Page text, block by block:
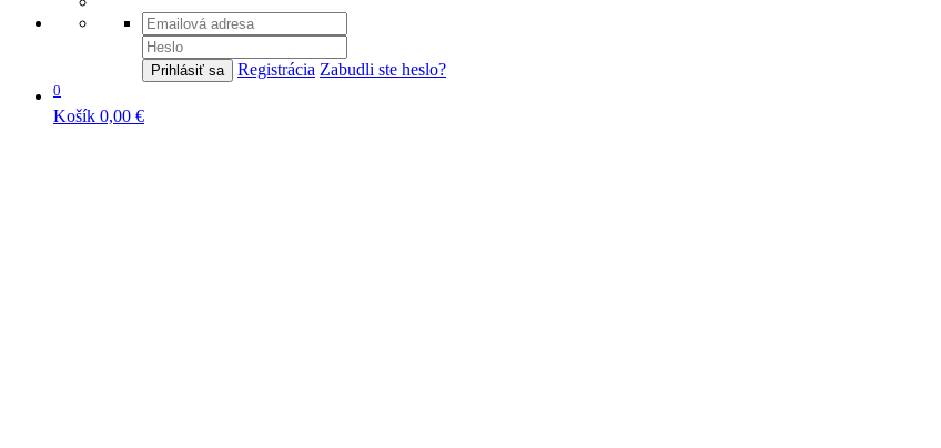
Prihlásiť sa Registrácia Zabudli ste heslo?
0
Košík 0,00 €